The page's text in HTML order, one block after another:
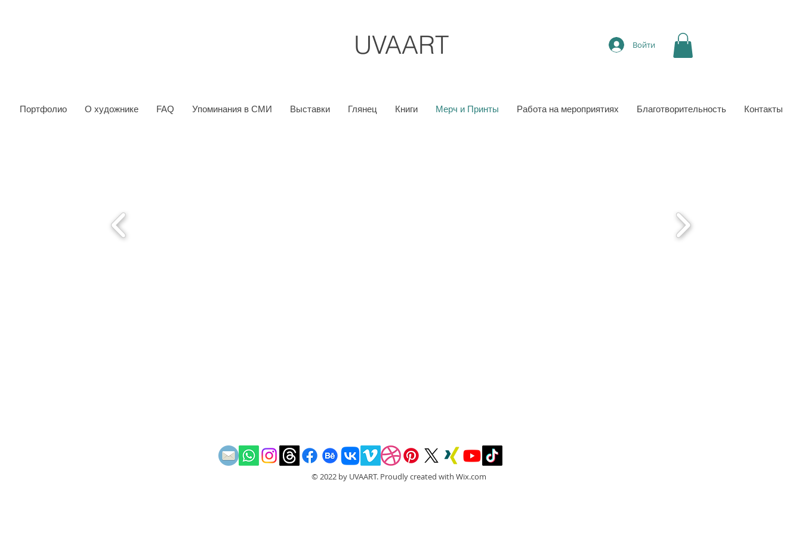
UVAART Войти
Портфолио О художнике FAQ Упоминания в СМИ Выставки Глянец Книги Мерч и Принты Работа на мероприятиях Благотворительность Контакты
© 2022 by UVAART. Proudly created with Wix.com